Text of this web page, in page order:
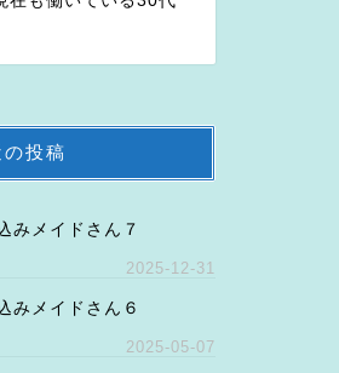
投稿
メイドさん７
2025-12-31
メイドさん６
2025-05-07